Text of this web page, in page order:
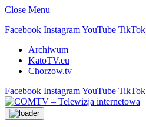
Close Menu
Facebook InstagramYouTube TikTok
Archiwum
KatoTV.eu
Chorzow.tv
Facebook InstagramYouTube TikTok